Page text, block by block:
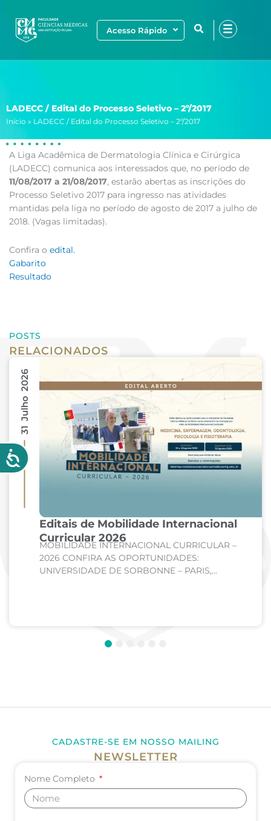
para
Acesso Rápido
LADECC / Edital do Processo Seletivo – 2º/2017
Início » LADECC / Edital do Processo Seletivo – 2º/2017
A Liga Acadêmica de Dermatologia Clínica e Cirúrgica
(LADECC) comunica aos interessados que, no período de
11/08/2017 a 21/08/2017, estarão abertas as inscrições do
Processo Seletivo 2017 para ingresso nas atividades
mantidas pela liga no período de agosto de 2017 a julho de
2018. (Vagas limitadas).
Confira o edital.
Gabarito
Resultado
POSTS
RELACIONADOS
Editais de Mobilidade Internacional
Curricular 2026
MOBILIDADE INTERNACIONAL CURRICULAR –
2026 CONFIRA AS OPORTUNIDADES:
UNIVERSIDADE DE SORBONNE – PARIS,
31 Julho 2026
4
CADASTRE-SE EM NOSSO MAILING
NEWSLETTER
Nome Completo